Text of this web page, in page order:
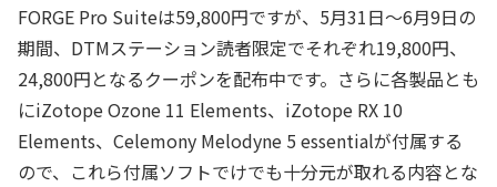
FORGE Pro Suiteは59,800円ですが、5月31日～6月9日の
期間、DTMステーション読者限定でそれぞれ19,800円、
24,800円となるクーポンを配布中です。さらに各製品とも
にiZotope Ozone 11 Elements、iZotope RX 10
Elements、Celemony Melodyne 5 essentialが付属する
ので、これら付属ソフトでけでも十分元が取れる内容とな